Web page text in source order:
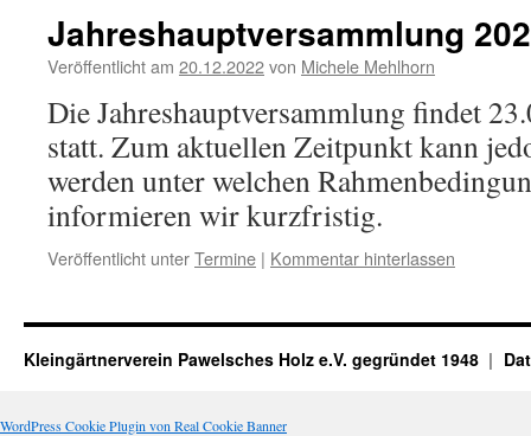
Jahreshauptversammlung
Veröffentlicht am 20.12.2022von Michele Mehlhorn
Die Jahreshauptversammlung findet
statt. Zum aktuellen Zeitpunkt kann
werden unter welchen
informieren wir kurzfristig.
Veröffentlicht unterTermine | Kommentar hinterlassen
Kleingärtnerverein Pawelsches Holz e.V. gegründet 1948
WordPress Cookie Plugin von Real Cookie Banner